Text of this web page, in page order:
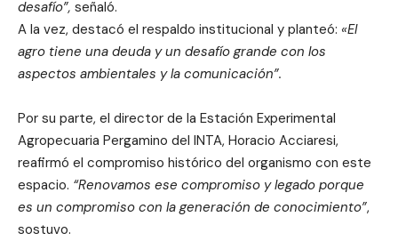
desafío”, señaló.
A la vez, destacó el respaldo institucional y planteó: «El
agro tiene una deuda y un desafío grande con los
aspectos ambientales y la comunicación”.
Por su parte, el director de la Estación Experimental
Agropecuaria Pergamino del INTA, Horacio Acciaresi,
reafirmó el compromiso histórico del organismo con este
espacio. “Renovamos ese compromiso y legado porque
es un compromiso con la generación de conocimiento”,
sostuvo.